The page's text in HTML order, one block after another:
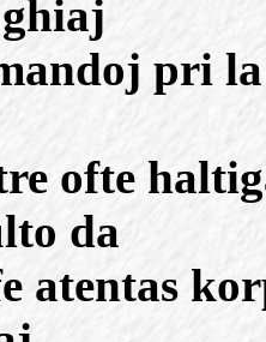
pri
ofte
da
atentas